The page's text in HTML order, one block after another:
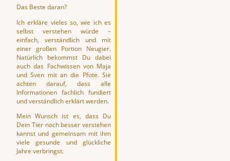
Das Beste daran?
Ich erkläre vieles so, wie ich es
selbst verstehen würde –
einfach, verständlich und mit
einer großen Portion Neugier.
Natürlich bekommst Du dabei
auch das Fachwissen von Maja
und Sven mit an die Pfote. Sie
achten darauf, dass alle
Informationen fachlich fundiert
und verständlich erklärt werden.
Mein Wunsch ist es, dass Du
Dein Tier noch besser verstehen
kannst und gemeinsam mit ihm
viele gesunde und glückliche
Jahre verbringst.